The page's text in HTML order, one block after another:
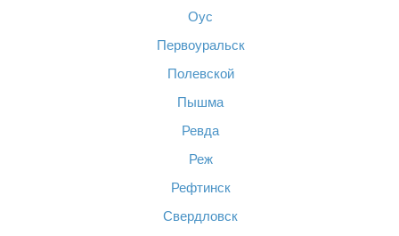
Оус
Первоуральск
Полевской
Пышма
Ревда
Реж
Рефтинск
Свердловск